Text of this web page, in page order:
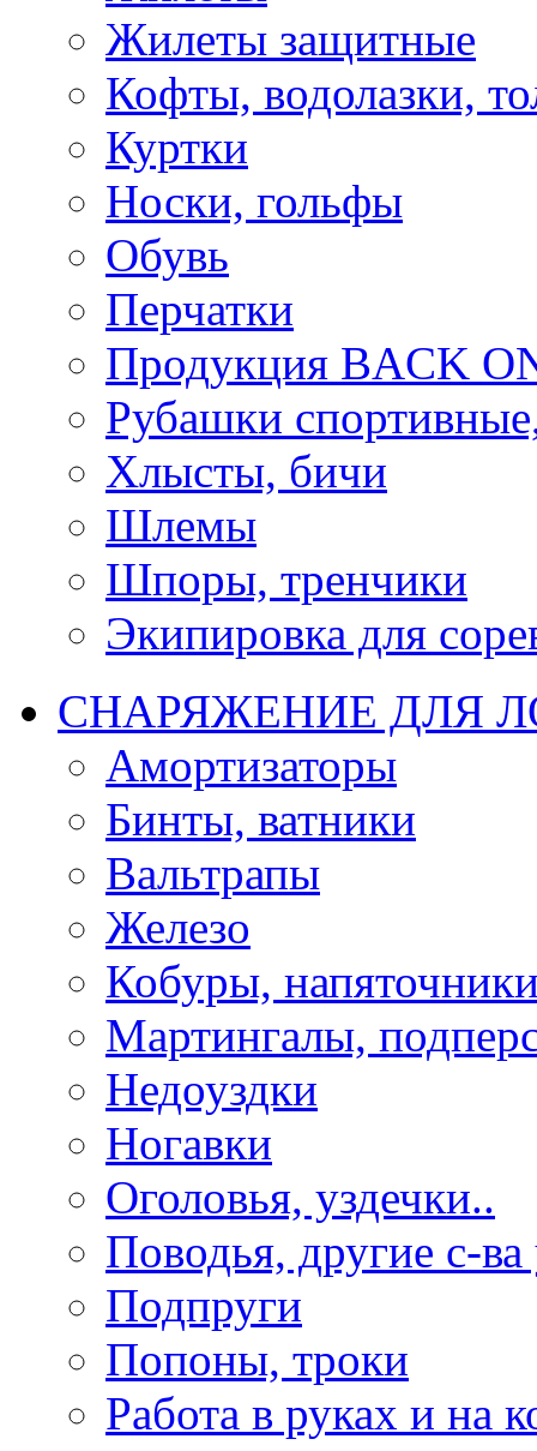
Жилеты защитные
Кофты, водолазки,
Куртки
Носки, гольфы
Обувь
Перчатки
Продукция BACK
Рубашки
Хлысты, бичи
Шлемы
Шпоры, тренчики
Экипировка для
СНАРЯЖЕНИЕ ДЛЯ
Амортизаторы
Бинты, ватники
Вальтрапы
Железо
Кобуры,
Мартингалы,
Недоуздки
Ногавки
Оголовья, уздечки..
Поводья, другие с-
Подпруги
Попоны, троки
Работа в руках и на